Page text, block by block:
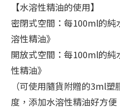
【水溶性精油的使用】
密閉式空間：每100ml的純
溶性精油》
開放式空間：每100ml的純
性精油》
（可使用隨貨附贈的3ml
度，添加水溶性精油好方